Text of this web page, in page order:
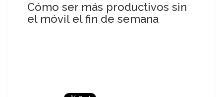
Cómo ser más productivos sin
el móvil el fin de semana